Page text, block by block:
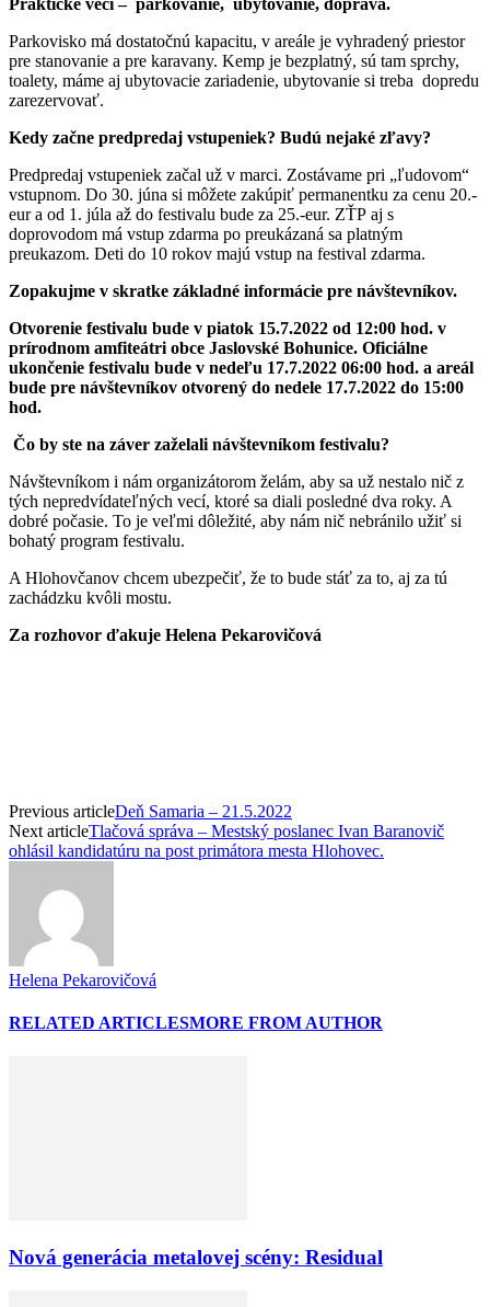
Parkovisko má dostatočnú kapacitu, v areále je vyhradený priestor
pre stanovanie a pre karavany. Kemp je bezplatný, sú tam sprchy,
toalety, máme aj ubytovacie zariadenie, ubytovanie si treba dopredu
zarezervovať.
Kedy začne predpredaj vstupeniek? Budú nejaké zľavy?
Predpredaj vstupeniek začal už v marci. Zostávame pri „ľudovom“
vstupnom. Do 30. júna si môžete zakúpiť permanentku za cenu 20.-
eur a od 1. júla až do festivalu bude za 25.-eur. ZŤP aj s
doprovodom má vstup zdarma po preukázaná sa platným
preukazom. Deti do 10 rokov majú vstup na festival zdarma.
Zopakujme v skratke základné informácie pre návštevníkov.
Otvorenie festivalu bude v piatok 15.7.2022 od 12:00 hod. v
prírodnom amfiteátri obce Jaslovské Bohunice. Oficiálne
ukončenie festivalu bude v nedeľu 17.7.2022 06:00 hod. a areál
bude pre návštevníkov otvorený do nedele 17.7.2022 do 15:00
hod.
Čo by ste na záver zaželali návštevníkom festivalu?
Návštevníkom i nám organizátorom želám, aby sa už nestalo nič z
tých nepredvídateľných vecí, ktoré sa diali posledné dva roky. A
dobré počasie. To je veľmi dôležité, aby nám nič nebránilo užiť si
bohatý program festivalu.
A Hlohovčanov chcem ubezpečiť, že to bude stáť za to, aj za tú
zachádzku kvôli mostu.
Za rozhovor ďakuje Helena Pekarovičová
Previous articleDeň Samaria – 21.5.2022
Next articleTlačová správa – Mestský poslanec Ivan Baranovič
ohlásil kandidatúru na post primátora mesta Hlohovec.
Helena Pekarovičová
RELATED ARTICLESMORE FROM AUTHOR
Nová generácia metalovej scény: Residual